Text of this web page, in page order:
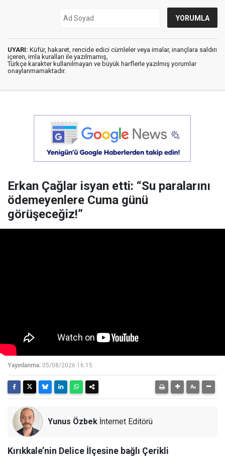
UYARI: Küfür, hakaret, rencide edici cümleler veya imalar, inançlara saldırı
içeren, imla kuralları ile yazılmamış,
Türkçe karakter kullanılmayan ve büyük harflerle yazılmış yorumlar
onaylanmamaktadır.
Erkan Çağlar isyan etti: “Su paralarını
ödemeyenlere Cuma günü
görüşeceğiz!”
Yayınlanma: 05/08/2026 16:15
Yunus Özbek İnternet Editörü
Kırıkkale’nin Delice İlçesine bağlı Çerikli